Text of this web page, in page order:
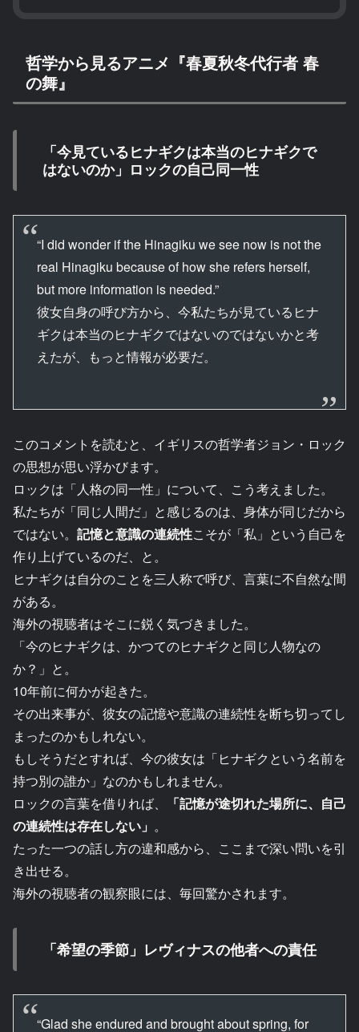
哲学から見るアニメ『春夏秋冬代行者 春
の舞』
「今見ているヒナギクは本当のヒナギクで
はないのか」ロックの自己同一性
“I did wonder if the Hinagiku we see now is not the
real Hinagiku because of how she refers herself,
but more information is needed.”
彼女自身の呼び方から、今私たちが見ているヒナ
ギクは本当のヒナギクではないのではないかと考
えたが、もっと情報が必要だ。
このコメントを読むと、イギリスの哲学者ジョン・ロック
の思想が思い浮かびます。
ロックは「人格の同一性」について、こう考えました。
私たちが「同じ人間だ」と感じるのは、身体が同じだから
ではない。 記憶と意識の連続性こそが「私」という自己を
作り上げているのだ、と。
ヒナギクは自分のことを三人称で呼び、言葉に不自然な間
がある。
海外の視聴者はそこに鋭く気づきました。
「今のヒナギクは、かつてのヒナギクと同じ人物なの
か？」と。
10年前に何かが起きた。
その出来事が、彼女の記憶や意識の連続性を断ち切ってし
まったのかもしれない。
もしそうだとすれば、今の彼女は「ヒナギクという名前を
持つ別の誰か」なのかもしれません。
ロックの言葉を借りれば、
「記憶が途切れた場所に、自己
の連続性は存在しない」 。
たった一つの話し方の違和感から、ここまで深い問いを引
き出せる。
海外の視聴者の観察眼には、毎回驚かされます。
「希望の季節」レヴィナスの他者への責任
“Glad she endured and brought about spring, for